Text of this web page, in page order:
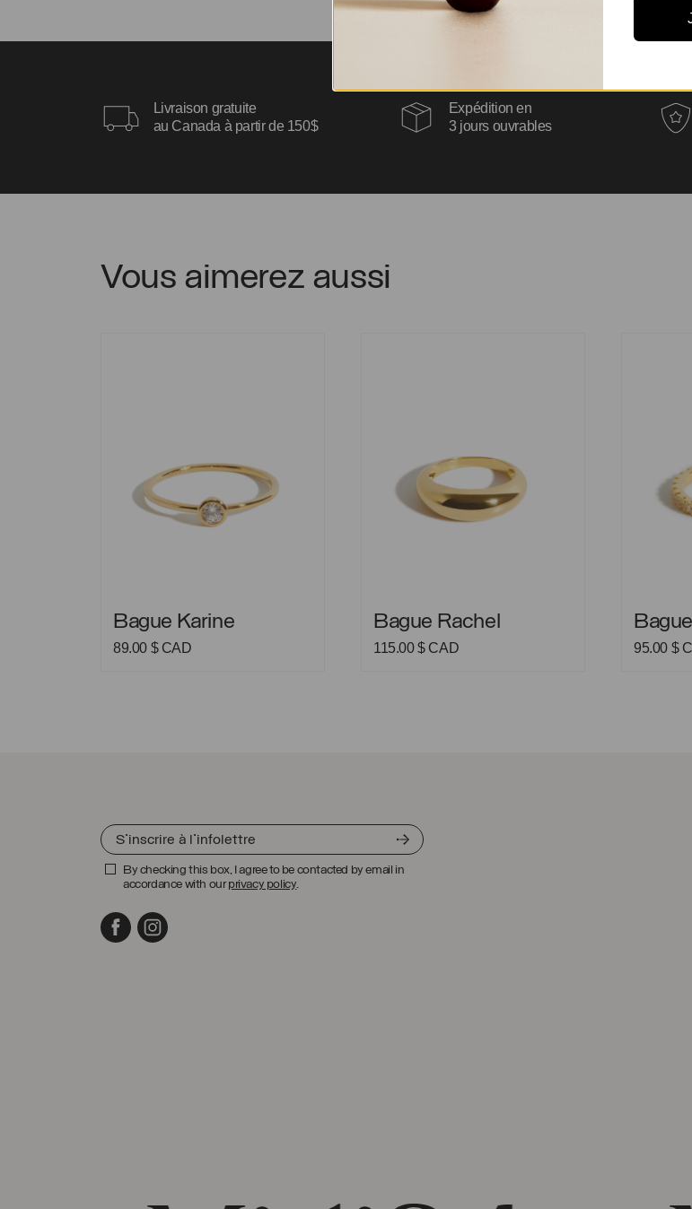
Livraison gratuite
au Canada à partir de 150$
Expédition en
3 jours ouvrables
Vous aimerez aussi
Bague Karine
89.00 $ CAD
Bague Rachel
115.00$ CAD 95.00 $
By checking this box, I agree to be contacted by email in
accordance with ourprivacy policy.
Facebook